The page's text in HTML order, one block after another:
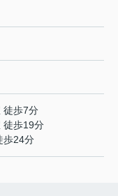
徒歩7分
徒歩19分
歩24分